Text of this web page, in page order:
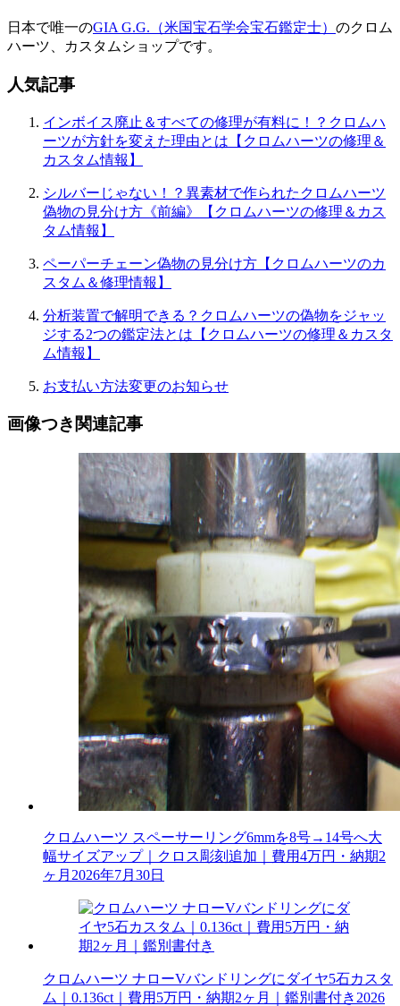
日本で唯一のGIA G.G.（米国宝石学会宝石鑑定士） のクロム
ハーツ、カスタムショップです。
人気記事
インボイス廃止＆すべての修理が有料に！？クロムハ
ーツが方針を変えた理由とは【クロムハーツの修理＆
カスタム情報】
シルバーじゃない！？異素材で作られたクロムハーツ
偽物の見分け方《前編》【クロムハーツの修理＆カス
タム情報】
ペーパーチェーン偽物の見分け方【クロムハーツのカ
スタム＆修理情報】
分析装置で解明できる？クロムハーツの偽物をジャッ
ジする2つの鑑定法とは【クロムハーツの修理＆カスタ
ム情報】
お支払い方法変更のお知らせ
画像つき関連記事
クロムハーツ スペーサーリング6mmを8号→14号へ大
幅サイズアップ｜クロス彫刻追加｜費用4万円・納期2
ヶ月 2026年7月30日
クロムハーツ ナローVバンドリングにダイヤ5石カスタ
ム｜0.136ct｜費用5万円・納期2ヶ月｜鑑別書付き 2026